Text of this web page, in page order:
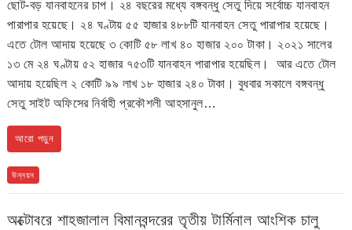
ছোট-বড় যানবাহনের চাপ। ২৪ বছরের মধ্যে বঙ্গবন্ধু সেতু দিয়ে সর্বোচ্চ যানবাহন
পারাপার হয়েছে। ২৪ ঘণ্টায় ৫৫ হাজার ৪৮৮টি যানবাহন সেতু পারাপার হয়েছে।
এতে টোল আদায় হয়েছে ৩ কোটি ৫৮ লাখ ৪০ হাজার ২০০ টাকা। ২০২১ সালের
১৩ মে ২৪ ঘণ্টায় ৫২ হাজার ৭৫৩টি যানবাহন পারাপার হয়েছিল। আর এতে টোল
আদায় হয়েছিল ২ কোটি ৯৯ লাখ ১৮ হাজার ২৪০ টাকা। বুধবার সকালে বঙ্গবন্ধু
সেতু সাইট অফিসের নির্বাহী প্রকৌশলী আহসানুল…
আরো পড়ুন
উন্নয়ন
অক্টোবরে শাহজালাল বিমানবন্দরের তৃতীয় টার্মিনাল আংশিক চালু